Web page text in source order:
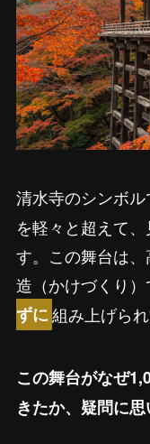
清水寺のシンボル
を軽々と超えて
す。この舞台は
造（かけづくり
ずに 組み上げられ
この舞台がなぜ
きたか、疑問に